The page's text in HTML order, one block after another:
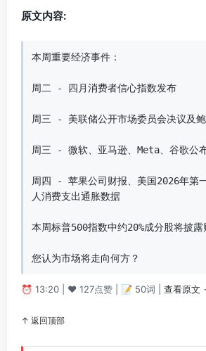
原文内容:
本周重要经济事件：
周二 - 四月消费者信心指数发布
周三 - 美联储公开市场委员会决议及
周三 - 微软、亚马逊、Meta、谷歌公
周四 - 苹果公司财报、美国2026年第
人消费支出通胀数据
本周标普500指数中约20%成分股将披露
您认为市场将走向何方？
⏰ 13:20 | ❤️ 127点赞 | 📝 50词 | 查看原文
↑ 返回顶部